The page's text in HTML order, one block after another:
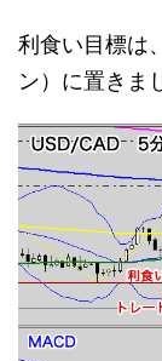
利食い目標は
ン）に置きま